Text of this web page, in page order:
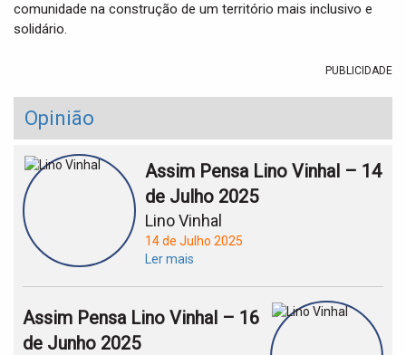
comunidade na construção de um território mais inclusivo e
solidário.
PUBLICIDADE
Opinião
Assim Pensa Lino Vinhal – 14
de Julho 2025
Lino Vinhal
14 de Julho 2025
Ler mais
Assim Pensa Lino Vinhal – 16
de Junho 2025